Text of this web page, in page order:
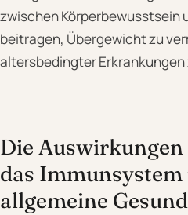
zwischen Körperbewusstsein
beitragen, Übergewicht zu
altersbedingter Erkrankungen
Die Auswirkungen
das Immunsystem
allgemeine